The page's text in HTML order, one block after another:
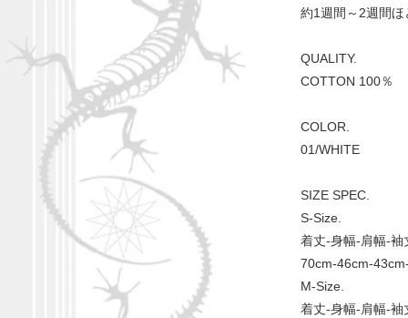
約1週間～2週間
QUALITY.
COTTON 100％
COLOR.
01/WHITE
SIZE SPEC.
S-Size.
着丈-身幅-肩幅-袖
70cm-46cm-
M-Size.
着丈-身幅-肩幅-袖